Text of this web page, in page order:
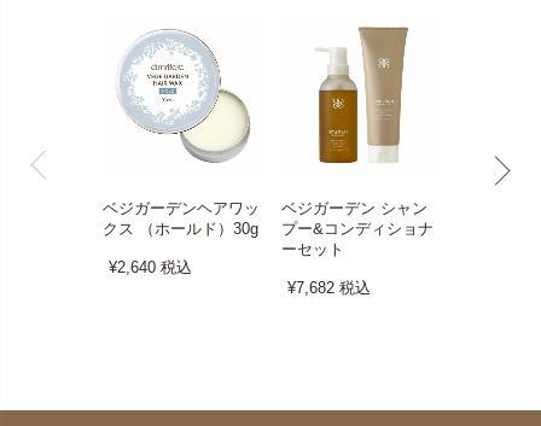
ベジガーデンヘアワッ
クス （ホールド）30g
¥2,640税込
ベジガーデン シャン
プー&コンディショナ
ーセット
¥7,682税込